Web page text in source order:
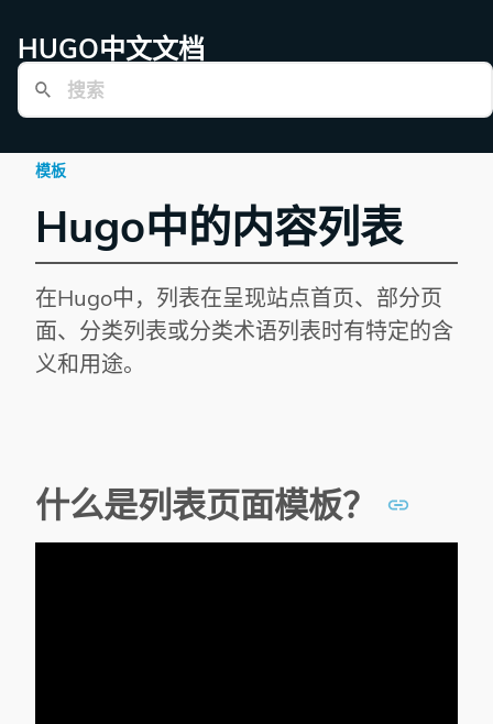
HUGO中文文档
模板
Hugo中的内容列表
在Hugo中，列表在呈现站点首页、部分页
面、分类列表或分类术语列表时有特定的含
义和用途。
什么是列表页面模板？